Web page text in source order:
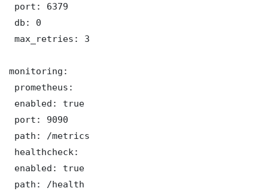
port: 6379
db: 0
max_retries: 3
monitoring:
prometheus:
enabled: true
port: 9090
path: /metrics
healthcheck:
enabled: true
path: /health